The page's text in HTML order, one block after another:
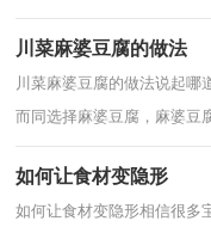
菜肴，最好的烹饪方法就是
川菜麻婆豆腐的做法
川菜麻婆豆腐的做法说起哪
而同选择麻婆豆腐，麻婆豆
其麻辣鲜香，爽口嫩滑的口
如何让食材变隐形
如何让食材变隐形相信很多